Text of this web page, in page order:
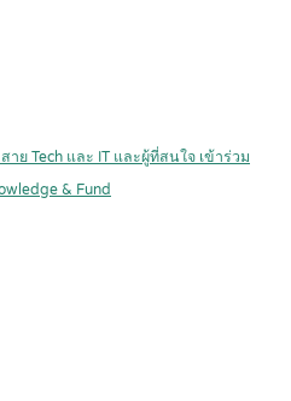
ย Tech และ IT และผู้ที่สนใจ เข้าร่วม
& Fund